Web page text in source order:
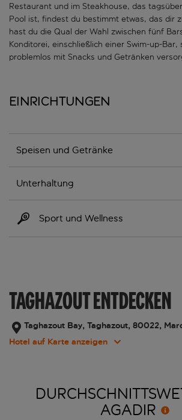
Restaurant und im Steakhouse, das
Pool ist, findest du bestimmt etwas, das dir
hast du die Qual der Wahl zwischen fünf
Konditorei, einschließlich einer Swim-up-Bar,
problemlos mit Snacks und Getränken
Einrichtungen
Speisen und Getränke
Unterhaltung
Sport und Wellness
TAGHAZOUT ENTDECKEN
Taghazout Bay, Taghazout, 80022,
Hotel auf Karte anzeigen
AGADIR